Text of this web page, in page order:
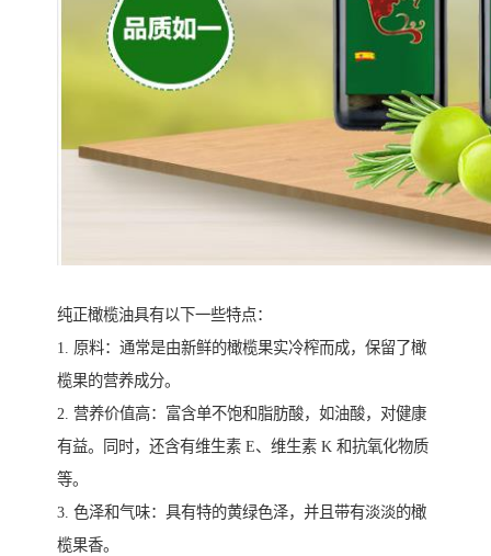
纯正橄榄油具有以下一些特点：
1. 原料：通常是由新鲜的橄榄果实冷榨而成，保留了橄
榄果的营养成分。
2. 营养价值高：富含单不饱和脂肪酸，如油酸，对健康
有益。同时，还含有维生素 E、维生素 K 和抗氧化物质
等。
3. 色泽和气味：具有特的黄绿色泽，并且带有淡淡的橄
榄果香。